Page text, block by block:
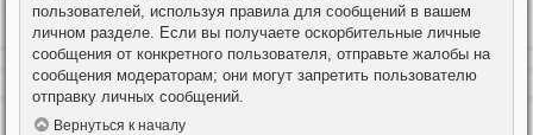
пользователей, используя правила для сообщений в вашем
личном разделе. Если вы получаете оскорбительные личные
сообщения от конкретного пользователя, отправьте жалобы на
сообщения модераторам; они могут запретить пользователю
отправку личных сообщений.
Вернуться к началу